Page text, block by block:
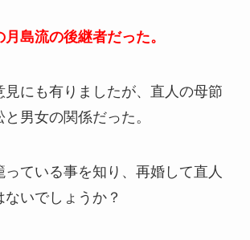
島流の後継者だった。
見にも有りましたが、直人の母節
男女の関係だった。
っている事を知り、再婚して直人
いでしょうか？